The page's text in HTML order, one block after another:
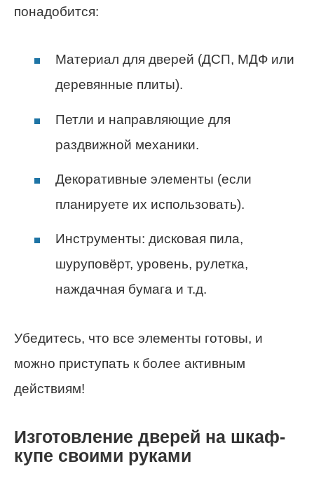
понадобится:
Материал для дверей (ДСП, МДФ или
деревянные плиты).
Петли и направляющие для
раздвижной механики.
Декоративные элементы (если
планируете их использовать).
Инструменты: дисковая пила,
шуруповёрт, уровень, рулетка,
наждачная бумага и т.д.
Убедитесь, что все элементы готовы, и
можно приступать к более активным
действиям!
Изготовление дверей на шкаф-
купе своими руками